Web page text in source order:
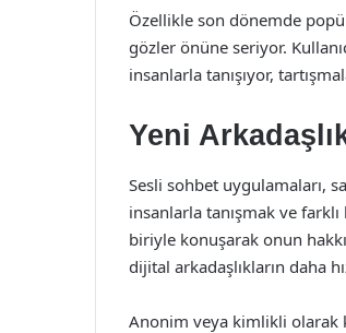
Özellikle son dönemde
gözler önüne seriyor.
insanlarla tanışıyor,
Yeni
Sesli sohbet uygulamaları,
insanlarla tanışmak ve
biriyle konuşarak onun
dijital arkadaşlıkların daha
Anonim veya kimlikli olarak